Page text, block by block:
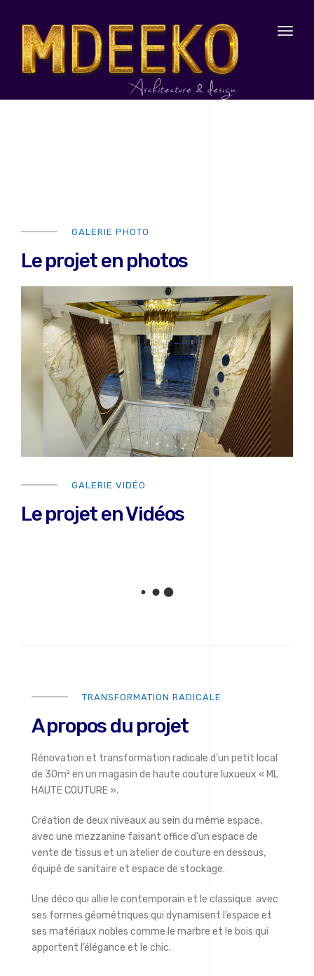
Toggle
GALERIE PHOTO
Le projet en photos
GALERIE VIDÉO
Le projet en Vidéos
TRANSFORMATION RADICALE
A propos du projet
Rénovation et transformation radicale d’un petit local
de 30m² en un magasin de haute couture luxueux « ML
HAUTE COUTURE ».
Création de deux niveaux au sein du même espace,
avec une mezzanine faisant office d’un espace de
vente de tissus et un atelier de couture en dessous,
équipé de sanitaire et espace de stockage.
Une déco qui allie le contemporain et le classique avec
ses formes géométriques qui dynamisent l’espace et
ses matériaux nobles comme le marbre et le bois qui
apportent l’élégance et le chic.